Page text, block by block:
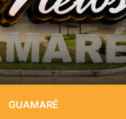
GUAMARÉ